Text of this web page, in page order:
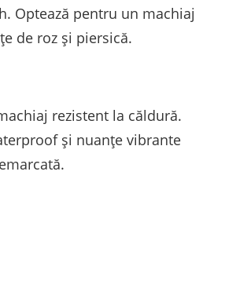
Optează pentru un machiaj
de roz și piersică.
rezistent la căldură.
și nuanțe vibrante